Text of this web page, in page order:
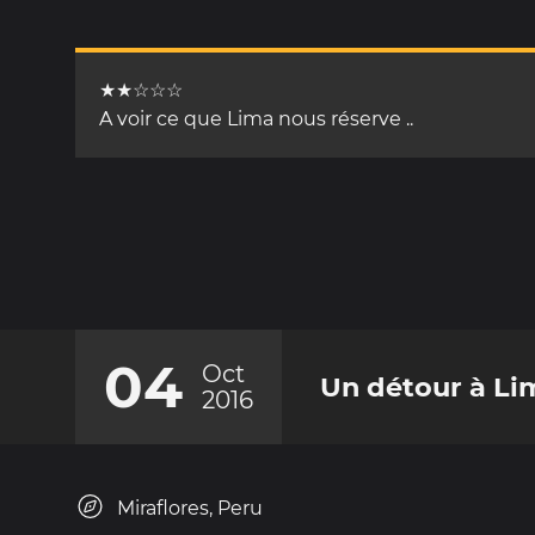
★★☆☆☆
A voir ce que Lima nous réserve ..
04
Oct
2016
Un détour à
Miraflores, Peru